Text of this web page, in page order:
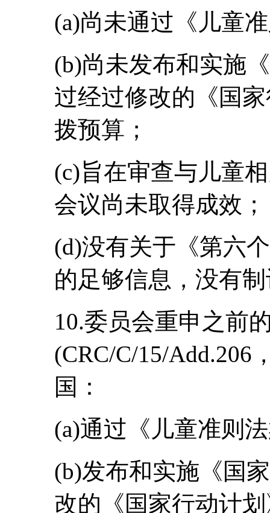
(a)尚未通过《儿童
(b)尚未发布和实施
过经过修改的《国
拨预算；
(c)旨在审查与儿童
会议尚未取得成效；
(d)没有关于《第六
的足够信息，没有
10.委员会重申之前
(CRC/C/15/Add.206
国：
(a)通过《儿童准则
(b)发布和实施《国
改的《国家行动计